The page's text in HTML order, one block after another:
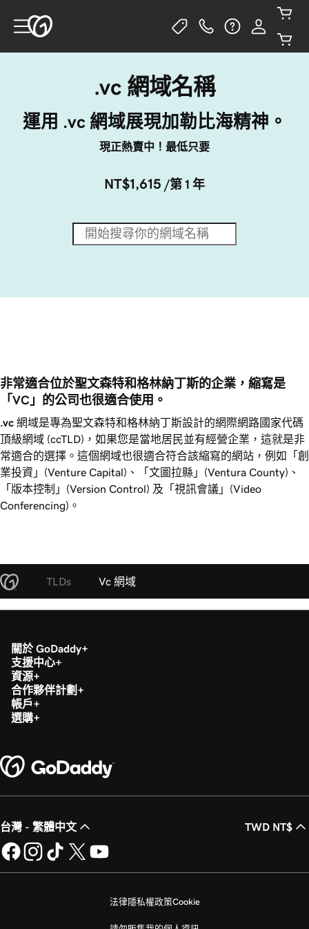
.vc 網域名稱
運用 .vc 網域展現加勒比海精神。
現正熱賣中！最低只要
NT$1,615 /第 1 年
非常適合位於聖文森特和格林納丁斯的企業，縮寫是
「VC」的公司也很適合使用。
.vc 網域是專為聖文森特和格林納丁斯設計的網際網路國家代碼
頂級網域 (ccTLD)，如果您是當地居民並有經營企業，這就是非
常適合的選擇。這個網域也很適合符合該縮寫的網站，例如「創
業投資」(Venture Capital)、「文圖拉縣」(Ventura County)、
「版本控制」(Version Control) 及「視訊會議」(Video
Conferencing)。
TLDs Vc 網域
關於 GoDaddy
支援中心
資源
合作夥伴計劃
帳戶
選購
台灣 - 繁體中文 TWD NT$
法律隱私權政策Cookie